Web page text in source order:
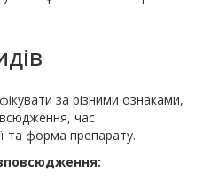
за різними ознаками,
час
та форма препарату.